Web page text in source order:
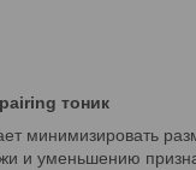
тоник
минимизировать
и уменьшению